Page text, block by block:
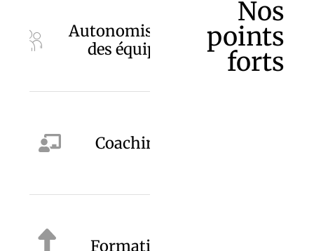
Autonomisation
des équipes
Coaching
Formation
Nos
points
forts